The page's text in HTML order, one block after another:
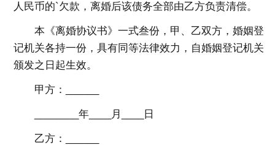
人民币的`欠款，离婚后该债务全部由乙方负责清偿。
本《离婚协议书》一式叁份，甲、乙双方，婚姻登
记机关各持一份，具有同等法律效力，自婚姻登记机关
颁发之日起生效。
甲方：______
________年____月____日
乙方：______